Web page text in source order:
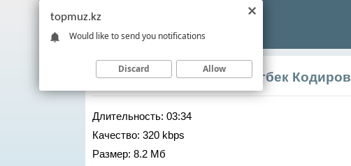
Абдижаппар Алкожа,Улугбек Кодиров
Длительность: 03:34
Качество: 320 kbps
Размер: 8.2 Мб
topmuz.kz
Would like to send you notifications
Discard Allow